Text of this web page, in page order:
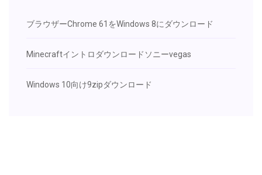
ブラウザーChrome 61をWindows 8にダウンロード
Minecraftイントロダウンロードソニーvegas
Windows 10向け9zipダウンロード